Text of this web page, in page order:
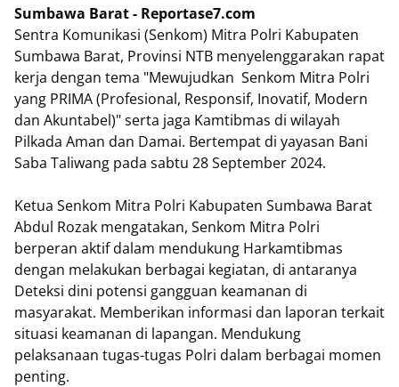
Sumbawa Barat - Reportase7.com
Sentra Komunikasi (Senkom) Mitra Polri Kabupaten
Sumbawa Barat, Provinsi NTB menyelenggarakan rapat
kerja dengan tema "Mewujudkan Senkom Mitra Polri
yang PRIMA (Profesional, Responsif, Inovatif, Modern
dan Akuntabel)" serta jaga Kamtibmas di wilayah
Pilkada Aman dan Damai. Bertempat di yayasan Bani
Saba Taliwang pada sabtu 28 September 2024.
Ketua Senkom Mitra Polri Kabupaten Sumbawa Barat
Abdul Rozak mengatakan, Senkom Mitra Polri
berperan aktif dalam mendukung Harkamtibmas
dengan melakukan berbagai kegiatan, di antaranya
Deteksi dini potensi gangguan keamanan di
masyarakat. Memberikan informasi dan laporan terkait
situasi keamanan di lapangan. Mendukung
pelaksanaan tugas-tugas Polri dalam berbagai momen
penting.